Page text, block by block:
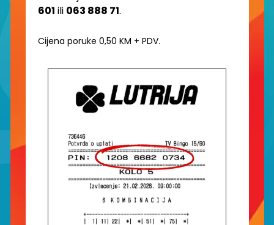
601 ili 063 888 71.
Cijena poruke 0,50 KM + PDV.